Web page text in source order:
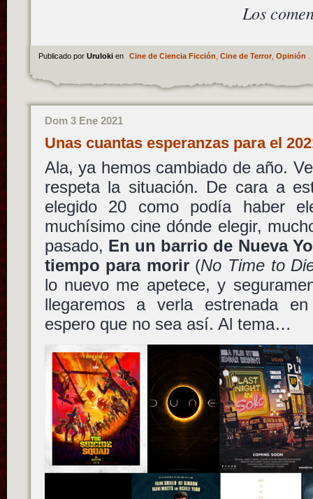
Los
Publicado por Uruloki en Cine de Ciencia Ficción Cine de Terror, Opinión
Dom 3 Ene 2021
Unas cuantas esperanzas para el
Ala, ya hemos cambiado de año.
respeta la situación. De cara a
elegido 20 como podía haber
muchísimo cine dónde elegir,
pasado, En un barrio de Nueva
tiempo para morir(No Time to
lo nuevo me apetece, y
llegaremos a verla estrenada
espero que no sea así. Al tema…